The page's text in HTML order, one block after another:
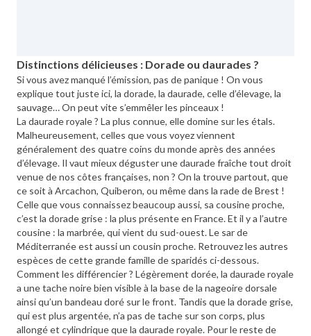
Distinctions délicieuses : Dorade ou daurades ?
Si vous avez manqué l’émission, pas de panique ! On vous
explique tout juste ici, la dorade, la daurade, celle d’élevage, la
sauvage… On peut vite s’emmêler les pinceaux !
La daurade royale ? La plus connue, elle domine sur les étals.
Malheureusement, celles que vous voyez viennent
généralement des quatre coins du monde après des années
d’élevage. Il vaut mieux déguster une daurade fraîche tout droit
venue de nos côtes françaises, non ? On la trouve partout, que
ce soit à Arcachon, Quiberon, ou même dans la rade de Brest !
Celle que vous connaissez beaucoup aussi, sa cousine proche,
c’est la dorade grise : la plus présente en France. Et il y a l’autre
cousine : la marbrée, qui vient du sud-ouest. Le sar de
Méditerranée est aussi un cousin proche. Retrouvez les autres
espèces de cette grande famille de sparidés ci-dessous.
Comment les différencier ? Légèrement dorée, la daurade royale
a une tache noire bien visible à la base de la nageoire dorsale
ainsi qu’un bandeau doré sur le front. Tandis que la dorade grise,
qui est plus argentée, n’a pas de tache sur son corps, plus
allongé et cylindrique que la daurade royale. Pour le reste de